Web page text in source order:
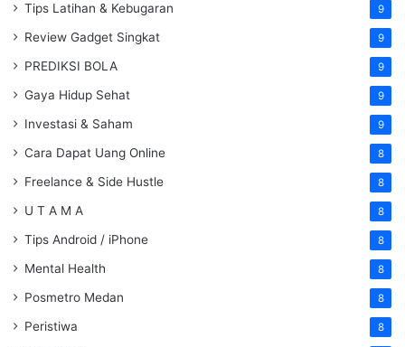
Tips Latihan & Kebugaran 9
Review Gadget Singkat 9
PREDIKSI BOLA 9
Gaya Hidup Sehat 9
Investasi & Saham 9
Cara Dapat Uang Online 8
Freelance & Side Hustle 8
U T A M A 8
Tips Android / iPhone 8
Mental Health 8
Posmetro Medan 8
Peristiwa 8